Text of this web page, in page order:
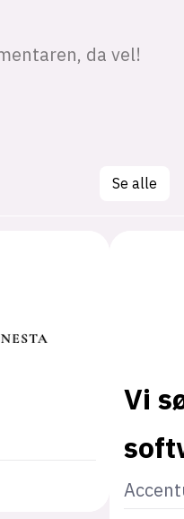
Se alle
Vi